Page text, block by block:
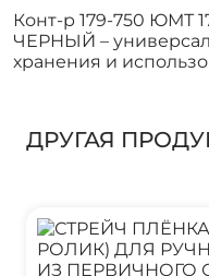
Конт-р 179-750 ЮМТ
ЧЕРНЫЙ –
хранения и
ДРУГАЯ